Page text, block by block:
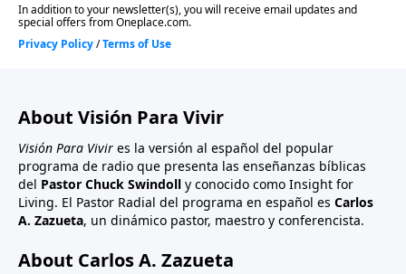
About Visión Para Vivir
Visión Para Vivir es la versión al español del popular
programa de radio que presenta las enseñanzas bíblicas
del Pastor Chuck Swindoll y conocido como Insight for
Living. El Pastor Radial del programa en español es Carlos
A. Zazueta, un dinámico pastor, maestro y conferencista.
About Carlos A. Zazueta